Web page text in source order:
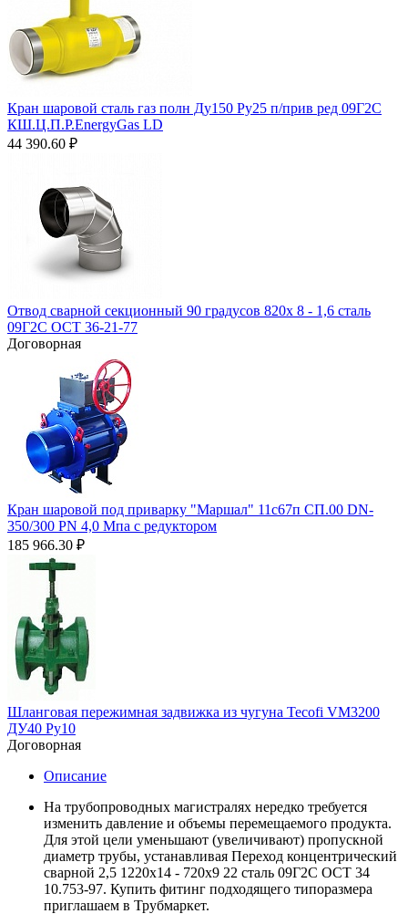
Кран шаровой сталь газ полн Ду150 Ру25 п/прив ред 09Г2С
КШ.Ц.П.Р.EnergyGas LD
44 390.60 ₽
Отвод сварной секционный 90 градусов 820х 8 - 1,6 сталь
09Г2С ОСТ 36-21-77
Договорная
Кран шаровой под приварку "Маршал" 11с67п СП.00 DN-
350/300 PN 4,0 Мпа с редуктором
185 966.30 ₽
Шланговая пережимная задвижка из чугуна Tecofi VM3200
ДУ40 Ру10
Договорная
Описание
На трубопроводных магистралях нередко требуется
изменить давление и объемы перемещаемого продукта.
Для этой цели уменьшают (увеличивают) пропускной
диаметр трубы, устанавливая Переход концентрический
сварной 2,5 1220х14 - 720х9 22 сталь 09Г2С ОСТ 34
10.753-97. Купить фитинг подходящего типоразмера
приглашаем в Трубмаркет.